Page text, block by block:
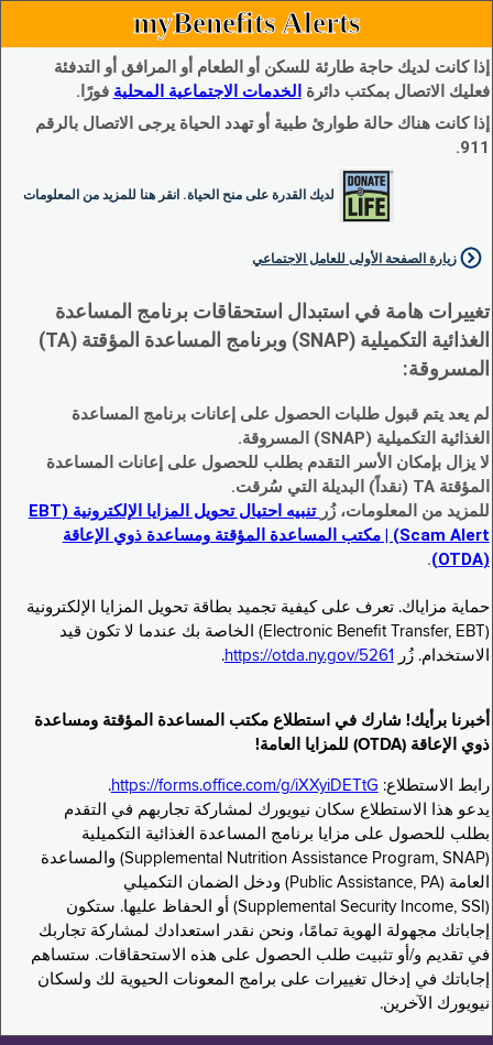
myBenefits Alerts
إذا كانت لديك حاجة طارئة للسكن أو الطعام أو المرافق أو التدفئة
فعليك الاتصال بمكتب دائرة الخدمات الاجتماعية المحلية فورًا.
إذا كانت هناك حالة طوارئ طبية أو تهدد الحياة يرجى الاتصال بالرقم
911.
لديك القدرة على منح الحياة. انقر هنا للمزيد من المعلومات
زيارة الصفحة الأولى للعامل الاجتماعي
تغييرات هامة في استبدال استحقاقات برنامج المساعدة
الغذائية التكميلية (SNAP) وبرنامج المساعدة المؤقتة (TA)
المسروقة:
لم يعد يتم قبول طلبات الحصول على إعانات برنامج المساعدة
الغذائية التكميلية (SNAP) المسروقة.
لا يزال بإمكان الأسر التقدم بطلب للحصول على إعانات المساعدة
المؤقتة TA (نقداً) البديلة التي سُرقت.
للمزيد من المعلومات، زُر
تنبيه احتيال تحويل المزايا الإلكترونية (EBT
Scam Alert) | مكتب المساعدة المؤقتة ومساعدة ذوي الإعاقة
(OTDA)
.
حماية مزاياك. تعرف على كيفية تجميد بطاقة تحويل المزايا الإلكترونية
(Electronic Benefit Transfer, EBT) الخاصة بك عندما لا تكون قيد
الاستخدام. زُر
https://otda.ny.gov/5261
.
أخبرنا برأيك! شارك في استطلاع مكتب المساعدة المؤقتة ومساعدة
ذوي الإعاقة (OTDA) للمزايا العامة!
رابط الاستطلاع: https://forms.office.com/g/iXXyiDETtG
.
يدعو هذا الاستطلاع سكان نيويورك لمشاركة تجاربهم في التقدم
بطلب للحصول على مزايا برنامج المساعدة الغذائية التكميلية
(Supplemental Nutrition Assistance Program, SNAP) والمساعدة
العامة (Public Assistance, PA) ودخل الضمان التكميلي
(Supplemental Security Income, SSI) أو الحفاظ عليها. ستكون
إجاباتك مجهولة الهوية تمامًا، ونحن نقدر استعدادك لمشاركة تجاربك
في تقديم و/أو تثبيت طلب الحصول على هذه الاستحقاقات. ستساهم
إجاباتك في إدخال تغييرات على برامج المعونات الحيوية لك ولسكان
نيويورك الآخرين.